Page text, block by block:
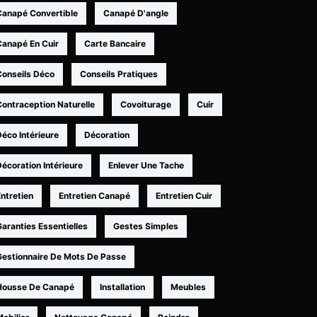
Convertible Canapé D'angle
En Cuir Carte Bancaire
Déco Conseils Pratiques
Naturelle Covoiturage Cuir
Intérieure Décoration
Intérieure Enlever Une Tache
Entretien Canapé Entretien Cuir
Essentielles Gestes Simples
De Mots De Passe
De Canapé Installation Meubles